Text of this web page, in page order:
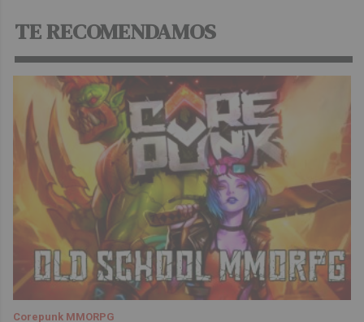
TE RECOMENDAMOS
Corepunk MMORPG